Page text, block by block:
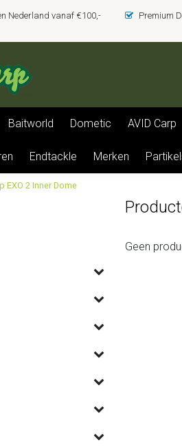
Nederland vanaf €100,- Premium
Baitworld Dometic AVID Carp
Endtackle Merken
EXO 2 Inner Dome
Geen